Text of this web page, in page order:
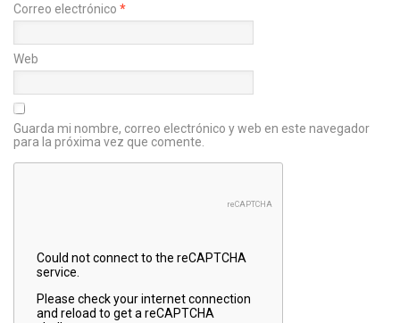
Correo electrónico *
Web
Guarda mi nombre, correo electrónico y web en este navegador
para la próxima vez que comente.